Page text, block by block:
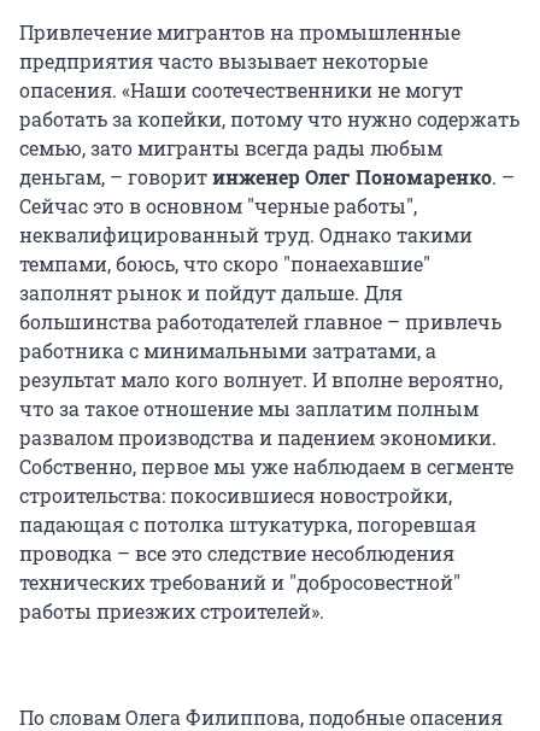
Привлечение мигрантов на промышленные
предприятия часто вызывает некоторые
опасения. «Наши соотечественники не могут
работать за копейки, потому что нужно содержать
семью, зато мигранты всегда рады любым
деньгам, – говоритинженер Олег Пономаренко. –
Сейчас это в основном "черные работы",
неквалифицированный труд. Однако такими
темпами, боюсь, что скоро "понаехавшие"
заполнят рынок и пойдут дальше. Для
большинства работодателей главное – привлечь
работника с минимальными затратами, а
результат мало кого волнует. И вполне вероятно,
что за такое отношение мы заплатим полным
развалом производства и падением экономики.
Собственно, первое мы уже наблюдаем в сегменте
строительства: покосившиеся новостройки,
падающая с потолка штукатурка, погоревшая
проводка – все это следствие несоблюдения
технических требований и "добросовестной"
работы приезжих строителей».
По словам Олега Филиппова, подобные опасения